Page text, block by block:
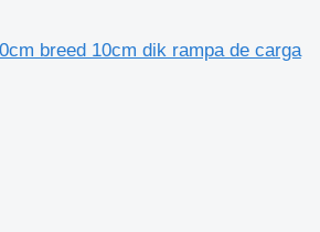
breed 10cm dik rampa de carga